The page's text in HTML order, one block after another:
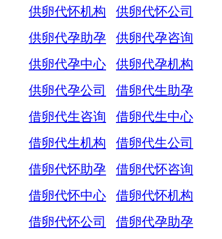
供卵代怀机构
供卵代怀公司
供卵代孕助孕
供卵代孕咨询
供卵代孕中心
供卵代孕机构
供卵代孕公司
借卵代生助孕
借卵代生咨询
借卵代生中心
借卵代生机构
借卵代生公司
借卵代怀助孕
借卵代怀咨询
借卵代怀中心
借卵代怀机构
借卵代怀公司
借卵代孕助孕